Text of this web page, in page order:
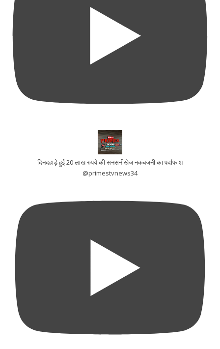
दिनदहाड़े हुई 20 लाख रुपये की सनसनीखेज नकबजनी का पर्दाफाश
@primestvnews34